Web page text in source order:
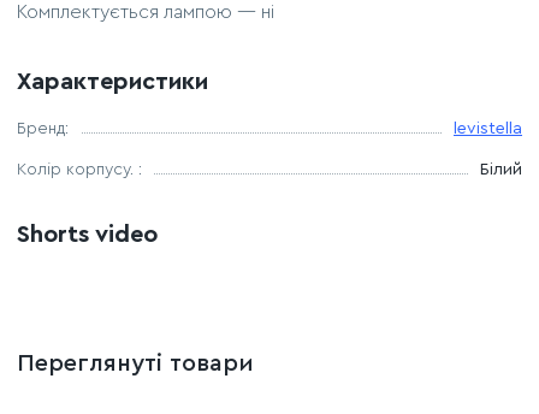
Комплектується лампою — ні
Характеристики
Бренд: levistella
Колір корпусу. : Білий
Shorts video
Переглянуті товари